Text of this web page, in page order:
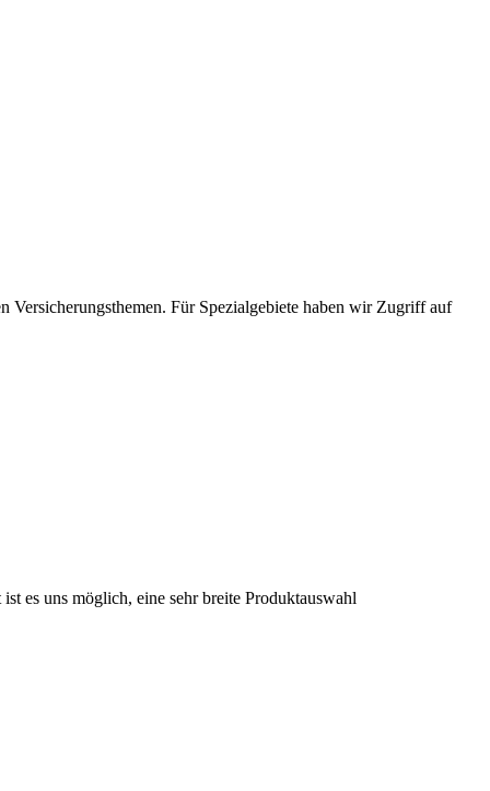
Versicherungsthemen. Für Spezialgebiete haben wir Zugriff auf
es uns möglich, eine sehr breite Produktauswahl